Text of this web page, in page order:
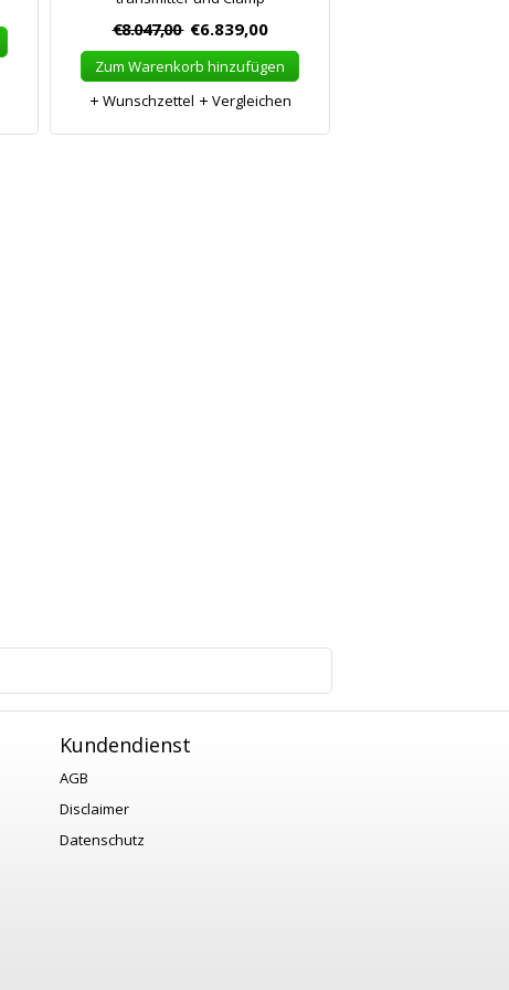
€8.047,00 €6.839,00
Zum Warenkorb hinzufügen
Wunschzettel
Vergleichen
Kundendienst
AGB
Disclaimer
Datenschutz